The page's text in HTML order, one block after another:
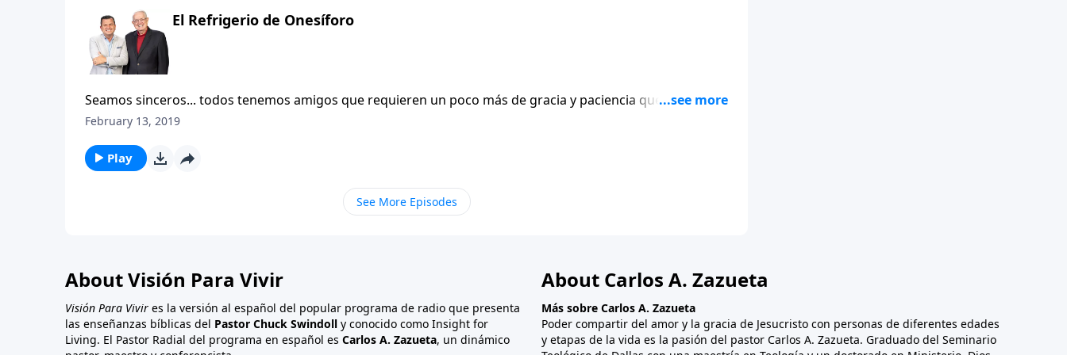
El Refrigerio de Onesíforo
Seamos sinceros... todos tenemos amigos que requieren un poco más de gracia y paciencia que otros. Los
vemos venir y pensamos, «¡Oh no, hoy no tengo tiempo para escucharlo!» Pero en contraste, tenemos
fuertes y optimistas. En este mensaje mencionaremos una relación de amistad que define esto último. Una
amistad basada en la motivación y el ministerio espiritual de refrigerio. Me refiero a la amistad del apóstol
Pablo con Onesíforo. Este nombre podrá ser desconocido para muchos de nosotros; pero para Pablo, en
medio del árido desierto de soledad en el que se encontraba, Onesíforo fue como un fresco oasis de
February 13, 2019
Play
See More Episodes
About Visión Para Vivir
Visión Para Vivir es la versión al español del popular programa de radio que presenta
las enseñanzas bíblicas del Pastor Chuck Swindoll y conocido como Insight for
Living. El Pastor Radial del programa en español es Carlos A. Zazueta, un dinámico
About Carlos A. Zazueta
Más sobre Carlos A. Zazueta
Poder compartir del amor y la gracia de Jesucristo con personas de diferentes edades
y etapas de la vida es la pasión del pastor Carlos A. Zazueta. Graduado del Seminario